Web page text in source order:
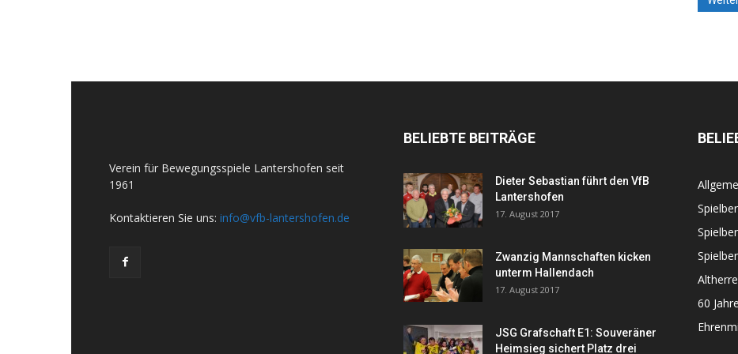
Verein für Bewegungsspiele Lantershofen seit
1961
Kontaktieren Sie uns: info@vfb-lantershofen.de
BELIEBTE BEITRÄGE
Dieter Sebastian führt den VfB
Lantershofen
17. August 2017
Zwanzig Mannschaften kicken
unterm Hallendach
17. August 2017
JSG Grafschaft E1: Souveräner
Heimsieg sichert Platz drei
60